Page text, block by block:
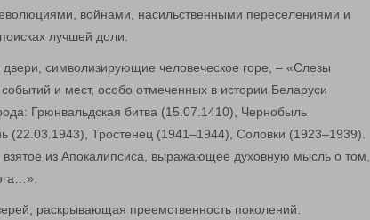
войнами, насильственными переселениями и
лучшей доли.
символизирующие человеческое горе, – «Слезы
и мест, особо отмеченных в истории Беларуси
Грюнвальдская битва (15.07.1410), Чернобыль
(22.03.1943), Тростенец (1941–1944), Соловки (1923–1939).
из Апокалипсиса, выражающее духовную мысль о том,
раскрывающая преемственность поколений.